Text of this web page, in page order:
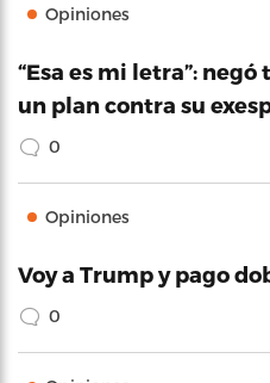
Opiniones
“Esa es mi letra”:
un plan contra su
0
Opiniones
Voy a Trump y pago
0